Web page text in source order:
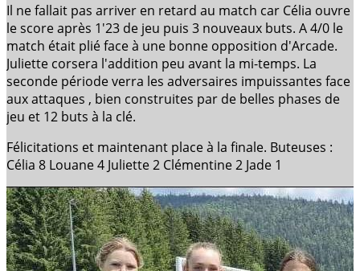
Il ne fallait pas arriver en retard au match car Célia ouvre
le score après 1'23 de jeu puis 3 nouveaux buts. A 4/0 le
match était plié face à une bonne opposition d'Arcade.
Juliette corsera l'addition peu avant la mi-temps. La
seconde période verra les adversaires impuissantes face
aux attaques , bien construites par de belles phases de
jeu et 12 buts à la clé.
Félicitations et maintenant place à la finale. Buteuses :
Célia 8 Louane 4 Juliette 2 Clémentine 2 Jade 1